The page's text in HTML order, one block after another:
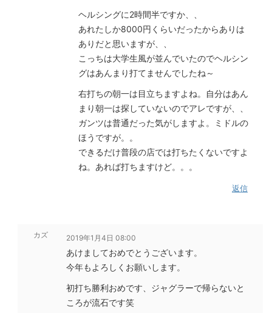
ヘルシングに2時間半ですか、、
あれたしか8000円くらいだったからありは
ありだと思いますが、、
こっちは大学生風が並んでいたのでヘルシン
グはあんまり打てませんでしたね～
右打ちの朝一は目立ちますよね。自分はあん
まり朝一は探していないのでアレですが、、
ガンツは普通だった気がしますよ。ミドルの
ほうですが。。
できるだけ普段の店では打ちたくないですよ
ね。あれば打ちますけど。。。
返信
カズ 2019年1月4日 08:00
あけましておめでとうございます。
今年もよろしくお願いします。
初打ち勝利おめです、ジャグラーで帰らないと
ころが流石です笑